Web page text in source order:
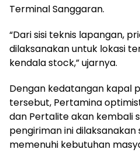
Terminal Sanggaran.
“Dari sisi teknis lapangan,
dilaksanakan untuk lokasi
kendala stock,” ujarnya.
Dengan kedatangan kapal
tersebut, Pertamina
dan Pertalite akan kembali
pengiriman ini dilaksanakan
memenuhi kebutuhan